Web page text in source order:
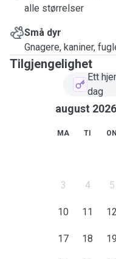
alle størrelser
Små dyr
Gnagere, kaniner,
Tilgjengelighet
Ett
dag
august 2026
MA TI ON
3 4 5
10 11 12
17 18 19